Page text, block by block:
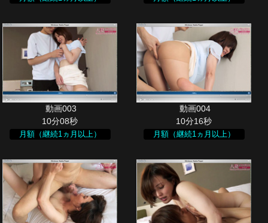
10分08秒
月額（継続1ヵ月以上）
10分16秒
月額（継続1ヵ月以上）